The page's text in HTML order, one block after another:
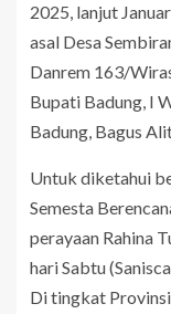
2025, lanjut
asal Desa
Danrem 163/
Bupati Badung, I
Badung, Bagus
Untuk diketahui
Semesta
perayaan Rahina
hari Sabtu
Di tingkat